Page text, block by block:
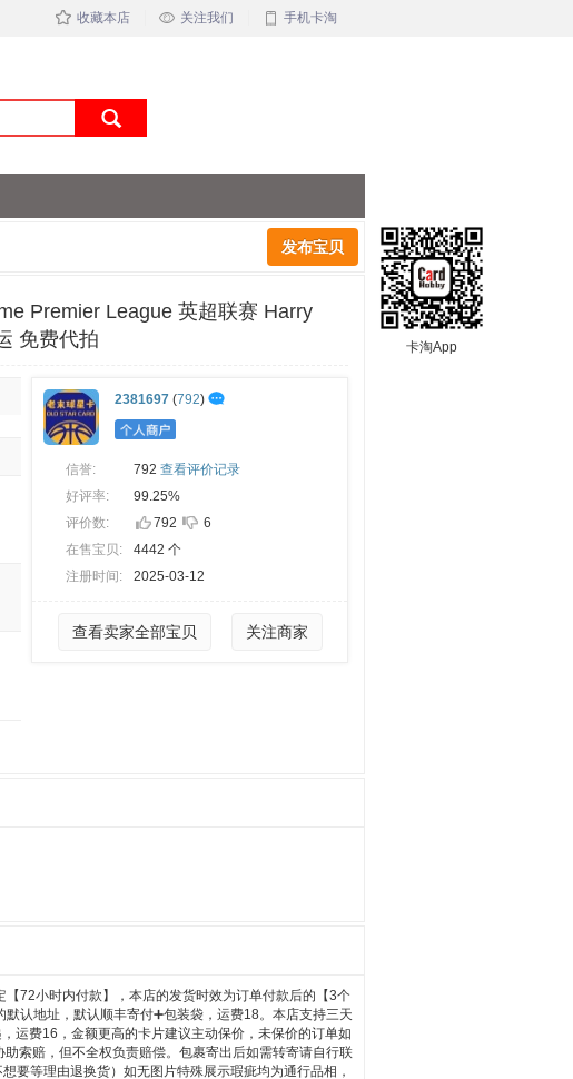
收藏本店 关注我们 手机卡淘
卡淘App
发布宝贝
Premier League 英超联赛 Harry
免费代拍
2381697 (792)
信誉: 792 查看评价记录
好评率:
99.25%
评价数:
792
6
在售宝贝:
4442 个
注册时间:
2025-03-12
查看卖家全部宝贝 关注商家
72小时内付款】，本店的发货时效为订单付款后的【3个
认地址，默认顺丰寄付➕包装袋，运费18。本店支持三天
运费16，金额更高的卡片建议主动保价，未保价的订单如
索赔，但不全权负责赔偿。包裹寄出后如需转寄请自行联
要等理由退换货）如无图片特殊展示瑕疵均为通行品相，